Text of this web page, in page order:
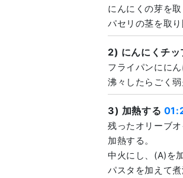
にんにくの芽を
パセリの茎を取り
2) にんにくチ
フライパンにに
沸々したらごく
3) 加熱する
残ったオリーブ
加熱する。
中火にし、(A)を
パスタを加えて